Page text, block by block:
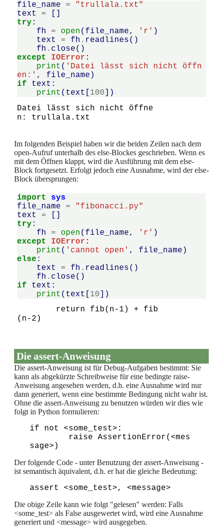
file_name =
"trullala.txt"
text
=
try :
fh
= open( file_name, 'r' )
text
= fh . readlines()
fh . close()
except
IOError :
print ( 'Datei lässt sich nicht öffn
en:' , file_name )
if
text :
print ( text 100 ])
Datei lässt sich nicht öffne
Im folgenden Beispiel haben wir die beiden Zeilen nach dem
open-Aufruf unterhalb des else-Blockes geschrieben. Wenn es
mit dem Öffnen klappt, wird die Ausführung mit dem else-
Block fortgesetzt. Erfolgt jedoch eine Ausnahme, wird der else-
Block übersprungen:
import
sys
file_name
=
"fibonacci.py"
text
=
try :
fh
= open( file_name, 'r' )
except
IOError :
print ( 'cannot open' , file_name )
else :
text
= fh . readlines()
fh . close()
if
text :
print ( text 10 ])
Die assert-Anweisung
Die assert-Anweisung ist für Debug-Aufgaben bestimmt: Sie
kann als abgekürzte Schreibweise für eine bedingte raise-
Anweisung angesehen werden, d.h. eine Ausnahme wird nur
dann generiert, wenn eine bestimmte Bedingung nicht wahr ist.
Ohne die assert-Anweisung zu benutzen würden wir dies wie
folgt in Python formulieren:
if not <some_test>:
Der folgende Code - unter Benutzung der assert-Anweisung -
ist semantisch äquivalent, d.h. er hat die gleiche Bedeutung:
Die obige Zeile kann wie folgt "gelesen" werden: Falls
<some_test> als False ausgewertet wird, wird eine Ausnahme
generiert und <message> wird ausgegeben.